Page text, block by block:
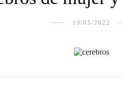
19/05/2022